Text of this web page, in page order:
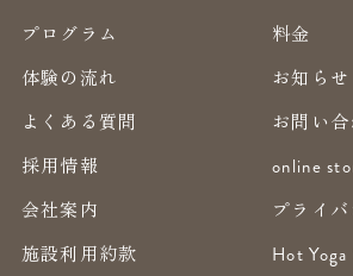
プログラム
料金
体験の流れ
お知らせ
よくある質問
お問い
採用情報
online
会社案内
プライ
施設利用約款
Hot